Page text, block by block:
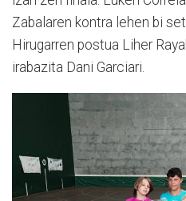
Zabalaren kontra lehen bi
Hirugarren postua Liher
irabazita Dani Garciari.